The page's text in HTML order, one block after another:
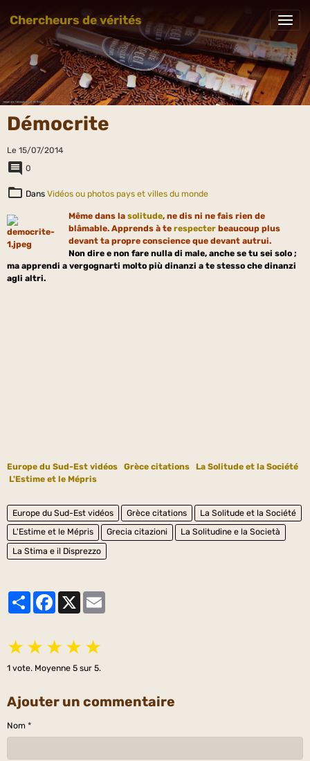
Chercheurs de vérités
Démocrite
Le 15/07/2014
0
Dans Vidéos ou photos pays et villes du monde
Même dans la solitude, ne dis ni ne fais rien de
blâmable. Apprends à te respecter beaucoup plus
devant ta propre conscience que devant autrui.
Non dire e non fare nulla di male, anche se tu sei solo ;
ma apprendi a vergognarti molto più dinanzi a te stesso che dinanzi
agli altri.
Europe du Sud-Est vidéos Grèce citations
La Solitude et la Société
L'Estime et le Mépris
Europe du Sud-Est vidéos Grèce citations
La Solitude et la Société
L'Estime et le Mépris
Grecia citazioni
La Solitudine e la Società
La Stima e il Disprezzo
PartagerFacebook
★ ★ ★ ★ ★
1 vote. Moyenne 5 sur 5.
Ajouter un commentaire
Nom